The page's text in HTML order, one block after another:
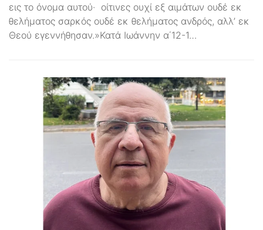
εις το όνομα αυτού· οίτινες ουχί εξ αιμάτων ουδέ εκ
θελήματος σαρκός ουδέ εκ θελήματος ανδρός, αλλ’ εκ
Θεού εγεννήθησαν.»Κατά Ιωάννην α΄12-1…